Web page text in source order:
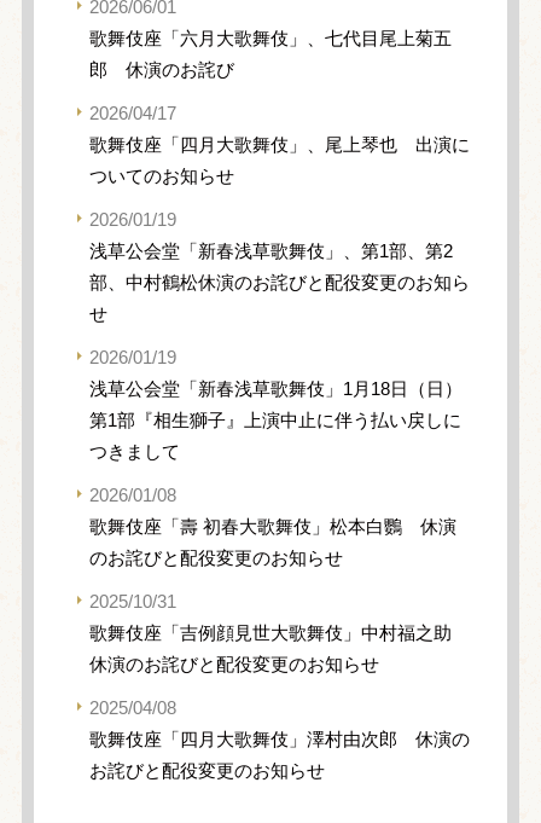
2026/06/01
歌舞伎座「六月大歌舞伎」、七代目尾上菊五
郎 休演のお詫び
2026/04/17
歌舞伎座「四月大歌舞伎」、尾上琴也 出演に
ついてのお知らせ
2026/01/19
浅草公会堂「新春浅草歌舞伎」、第1部、第2
部、中村鶴松休演のお詫びと配役変更のお知ら
せ
2026/01/19
浅草公会堂「新春浅草歌舞伎」1月18日（日）
第1部『相生獅子』上演中止に伴う払い戻しに
つきまして
2026/01/08
歌舞伎座「壽 初春大歌舞伎」松本白鸚 休演
のお詫びと配役変更のお知らせ
2025/10/31
歌舞伎座「吉例顔見世大歌舞伎」中村福之助
休演のお詫びと配役変更のお知らせ
2025/04/08
歌舞伎座「四月大歌舞伎」澤村由次郎 休演の
お詫びと配役変更のお知らせ